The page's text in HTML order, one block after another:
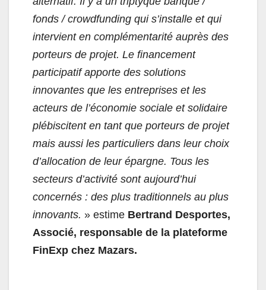
fonds / crowdfunding qui s’installe et qui
intervient en complémentarité auprès des
porteurs de projet. Le financement
participatif apporte des solutions
innovantes que les entreprises et les
acteurs de l’économie sociale et solidaire
plébiscitent en tant que porteurs de projet
mais aussi les particuliers dans leur choix
d’allocation de leur épargne. Tous les
secteurs d’activité sont aujourd’hui
concernés : des plus traditionnels au plus
innovants. » estime Bertrand Desportes,
Associé, responsable de la plateforme
FinExp chez Mazars.